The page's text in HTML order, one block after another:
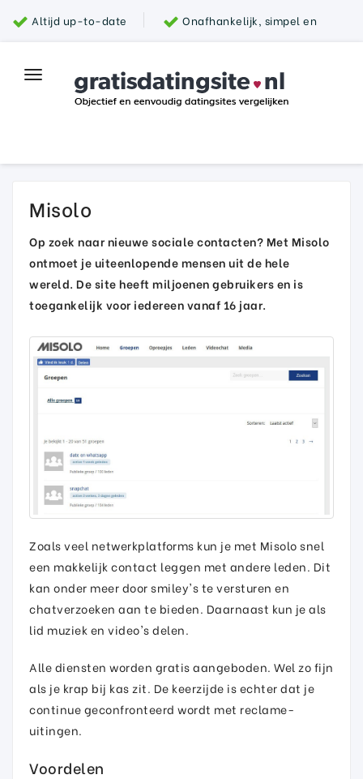
Altijd up-to-date Onafhankelijk, simpel en
Top datingsite
Parship
Toggle
navigation
Misolo
Op zoek naar nieuwe sociale contacten? Met Misolo
ontmoet je uiteenlopende mensen uit de hele
wereld. De site heeft miljoenen gebruikers en is
toegankelijk voor iedereen vanaf 16 jaar.
Zoals veel netwerkplatforms kun je met Misolo snel
een makkelijk contact leggen met andere leden. Dit
kan onder meer door smiley's te versturen en
chatverzoeken aan te bieden. Daarnaast kun je als
lid muziek en video's delen.
Alle diensten worden gratis aangeboden. Wel zo fijn
als je krap bij kas zit. De keerzijde is echter dat je
continue geconfronteerd wordt met reclame-
uitingen.
Voordelen